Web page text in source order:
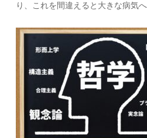
り、これを間違えると大きな病気